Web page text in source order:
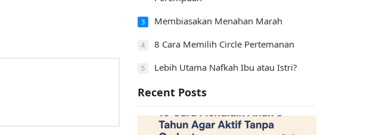
3 Membiasakan Menahan Marah
4 8 Cara Memilih Circle Pertemanan
5 Lebih Utama Nafkah Ibu atau Istri?
Recent Posts